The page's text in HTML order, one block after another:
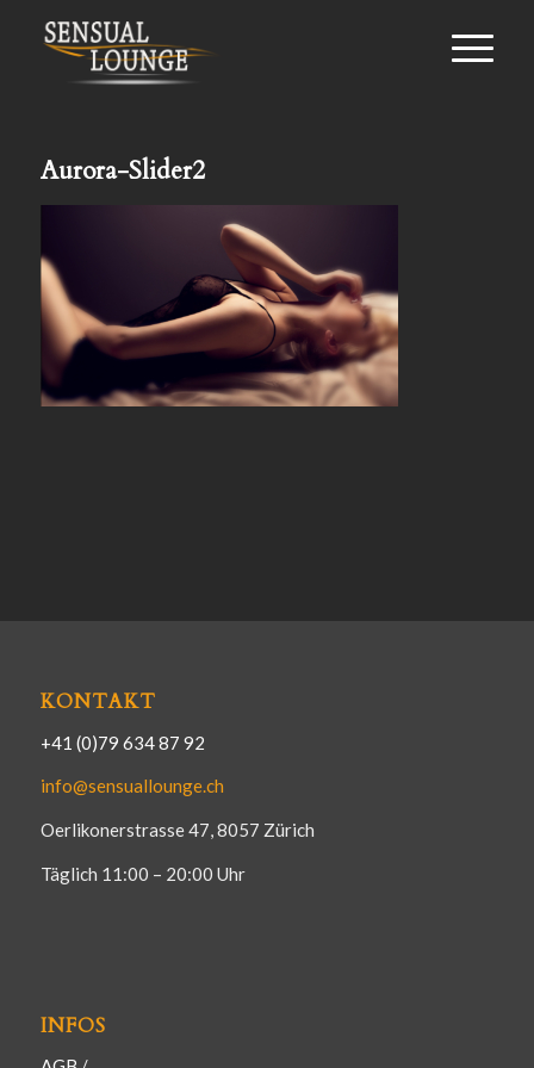
Aurora-Slider2
KONTAKT
+41 (0)79 634 87 92
info@sensuallounge.ch
Oerlikonerstrasse 47, 8057 Zürich
Täglich 11:00 – 20:00 Uhr
INFOS